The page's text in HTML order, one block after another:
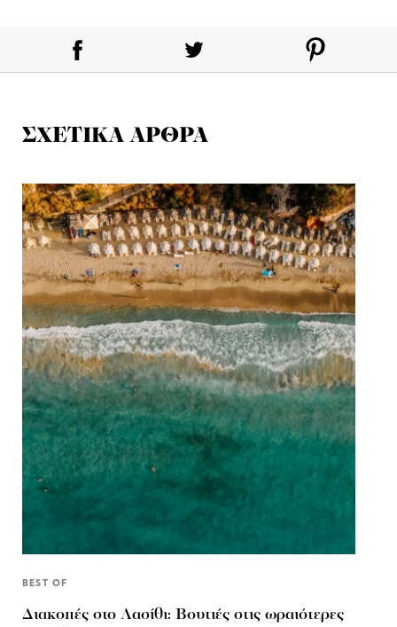
ΣΧΕΤΙΚΑ ΑΡΘΡΑ
BEST OF
Διακοπές στο Λασίθι: Βουτιές στις ωραιότερες